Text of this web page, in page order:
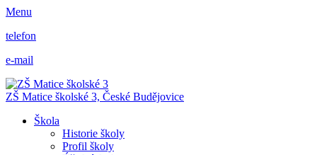
Menu
telefon
e-mail
ZŠ Matice školské 3, České Budějovice
Škola
Historie školy
Profil školy